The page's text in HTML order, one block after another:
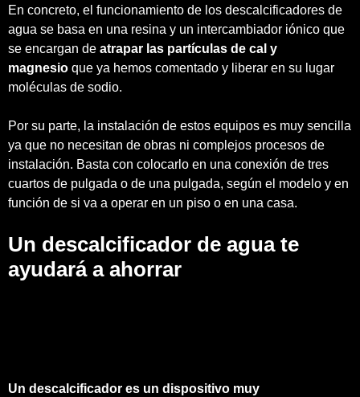
En concreto, el funcionamiento de los descalcificadores de
agua se basa en una resina y un intercambiador iónico que
se encargan de atrapar las partículas de cal y
magnesio que ya hemos comentado y liberar en su lugar
moléculas de sodio.
Por su parte, la instalación de estos equipos es muy sencilla
ya que no necesitan de obras ni complejos procesos de
instalación. Basta con colocarlo en una conexión de tres
cuartos de pulgada o de una pulgada, según el modelo y en
función de si va a operar en un piso o en una casa.
Un descalcificador de agua te
ayudará a ahorrar
Un descalcificador es un dispositivo muy